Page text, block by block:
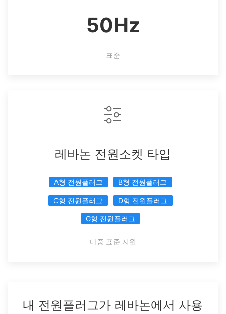
50Hz
표준
레바논 전원소켓 타입
A형 전원플러그 B형 전원플러그
C형 전원플러그 D형 전원플러그
G형 전원플러그
다중 표준 지원
내 전원플러그가 레바논에서 사용